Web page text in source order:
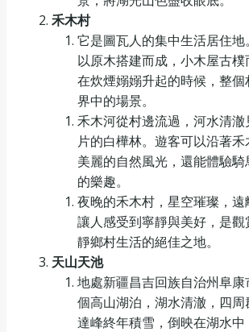
禾木村
它是圖瓦人的集中生活居住
以原木搭建而成，小木屋古樸
在炊煙嫋嫋升起的時候，整
界中的場景。
禾木河從村邊流過，河水清
片的白樺林。遊客可以沿著
美麗的自然風光，還能體驗
的樂趣。
夜晚的禾木村，星空璀璨，
讓人感受到寧靜與美好，是
靜鄉村生活的絕佳之地。
天山天池
地處新疆昌吉回族自治州阜
個高山湖泊，湖水清澈，四
達峰終年積雪，倒映在湖水中